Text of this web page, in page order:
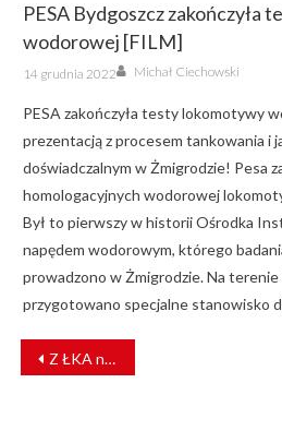
PESA Bydgoszcz zakończyła
wodorowej [FILM]
Posted
on
14 grudnia 2022 Author
Michał Ciechowski
PESA zakończyła testy lokomotywy
prezentacją z procesem tankowania i
doświadczalnym w Żmigrodzie! Pesa
homologacyjnych wodorowej
Był to pierwszy w historii Ośrodka
napędem wodorowym, którego
prowadzono w Żmigrodzie. Na
przygotowano specjalne stanowisko
NAWIGACJA
WPISU
Z ŁKA na Święto Kwiatów, Owoców i Warzyw do Skierniewic